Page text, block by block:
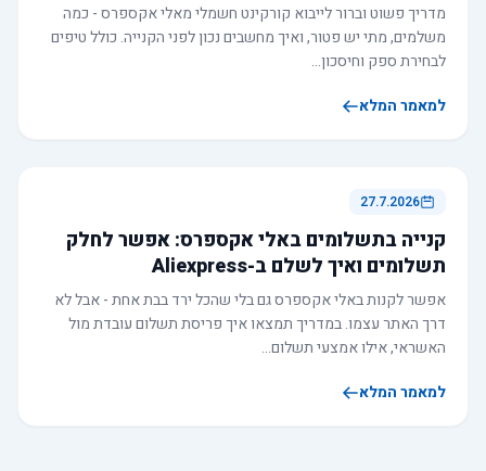
מדריך פשוט וברור לייבוא קורקינט חשמלי מאלי אקספרס - כמה
משלמים, מתי יש פטור, ואיך מחשבים נכון לפני הקנייה. כולל טיפים
לבחירת ספק וחיסכון…
למאמר המלא
27.7.2026
קנייה בתשלומים באלי אקספרס: אפשר לחלק
תשלומים ואיך לשלם ב-Aliexpress
אפשר לקנות באלי אקספרס גם בלי שהכל ירד בבת אחת - אבל לא
דרך האתר עצמו. במדריך תמצאו איך פריסת תשלום עובדת מול
האשראי, אילו אמצעי תשלום…
למאמר המלא